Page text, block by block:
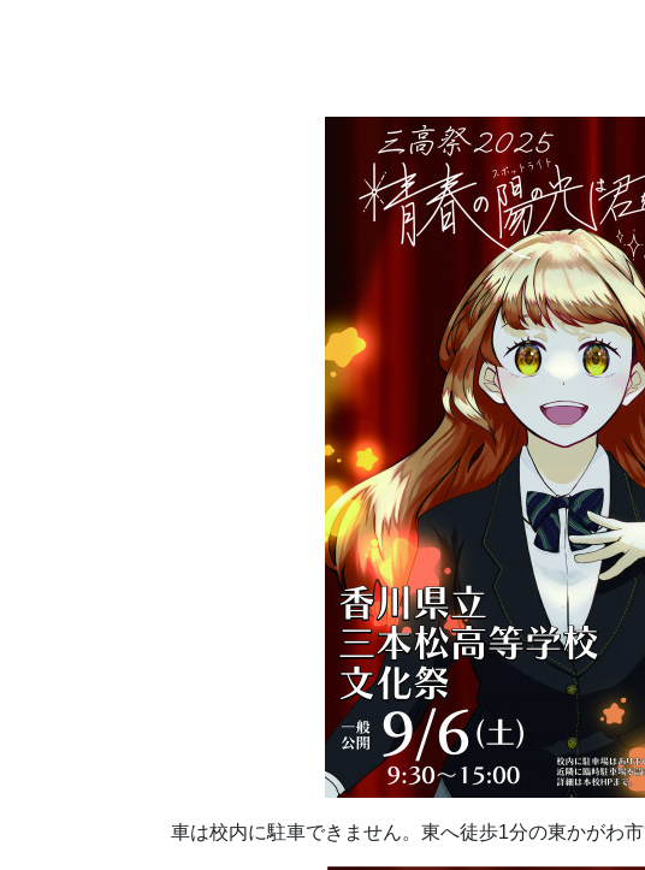
車は校内に駐車できません。東へ徒歩1分の東かがわ